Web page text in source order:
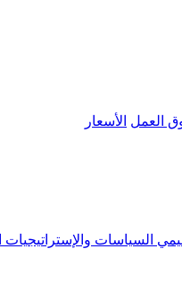
العمل الأسعار
السياسات والإستراتيجيات